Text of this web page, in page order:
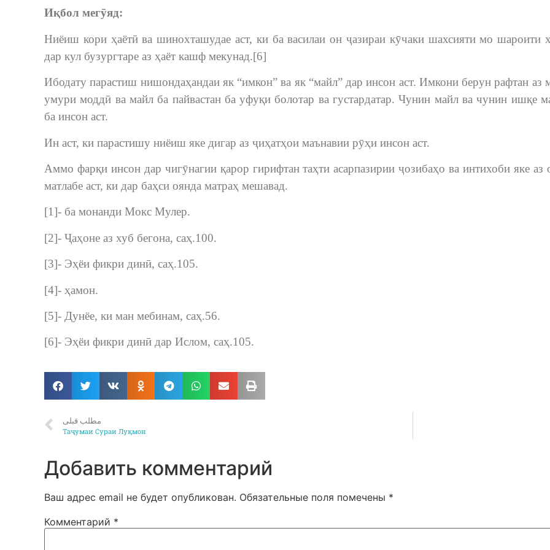
Иқбол мегӯяд:
Ниёиш кори ҳаётӣ ва шинохташудае аст, ки ба василаи он ҷазираи кӯчаки шахсияти мо шароити
дар кул бузургтаре аз ҳаёт кашф мекунад.[6]
Ибодату парастиш нишондаҳандаи як “имкон” ва як “майл” дар инсон аст. Имкони берун рафтан аз
умури моддӣ ва майл ба пайвастан ба уфуқи болотар ва густардатар. Чунин майл ва чунин ишқе
ба инсон аст.
Ин аст, ки парастишу ниёиш яке дигар аз ҷиҳатҳои маънавии рӯҳи инсон аст.
Аммо фарқи инсон дар чигӯнагии қарор гирифтан таҳти асарпазирии ҷозибаҳо ва интихоби яке аз
матлабе аст, ки дар баҳси оянда матраҳ мешавад.
[1]- ба монанди Мокс Мулер.
[2]- Ҷаҳоне аз хуб бегона, саҳ.100.
[3]- Эҳёи фикри динӣ, саҳ.105.
[4]- ҳамон.
[5]- Дунёе, ки ман мебинам, саҳ.56.
[6]- Эҳёи фикри динӣ дар Ислом, саҳ.105.
مطلب قبلی
Таҷумаи Сураи Луқмон
Добавить комментарий
Ваш адрес email не будет опубликован. Обязательные поля помечены *
Комментарий *